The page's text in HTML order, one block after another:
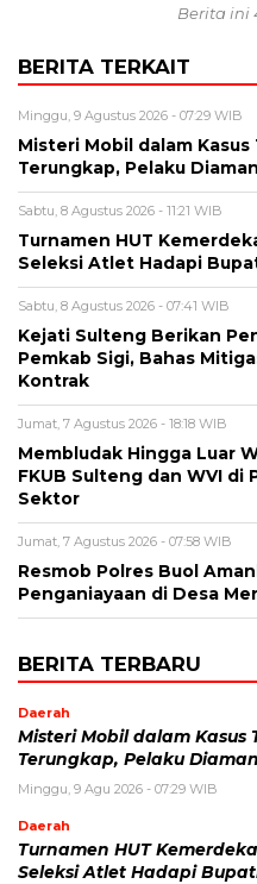
Berita ini
BERITA TERKAIT
Minggu, 9 Agustus 2026 - 07:29 WIB
Misteri Mobil dalam Kasus
Terungkap, Pelaku
Sabtu, 8 Agustus 2026 - 11:21 WIB
Turnamen HUT
Seleksi Atlet Hadapi
Sabtu, 8 Agustus 2026 - 07:41 WIB
Kejati Sulteng Berikan
Pemkab Sigi, Bahas
Kontrak
Jumat, 7 Agustus 2026 - 18:18 WIB
Membludak Hingga Luar
FKUB Sulteng dan WVI di
Sektor
Jumat, 7 Agustus 2026 - 07:58 WIB
Resmob Polres Buol
Penganiayaan di Desa
BERITA TERBARU
Daerah
Misteri Mobil dalam Kasus
Terungkap, Pelaku
Minggu, 9 Agu 2026 - 07:29 WIB
Daerah
Turnamen HUT
Seleksi Atlet Hadapi